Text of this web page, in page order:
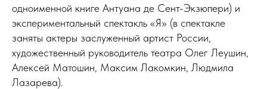
одноименной книге Антуана де Сент-Экзюпери) и
экспериментальный спектакль «Я» (в спектакле
заняты актеры заслуженный артист России,
художественный руководитель театра Олег Леушин,
Алексей Матошин, Максим Лакомкин, Людмила
Лазарева).